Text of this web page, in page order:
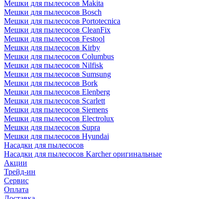
Мешки для пылесосов Makita
Мешки для пылесосов Bosch
Мешки для пылесосов Portotecnica
Мешки для пылесосов CleanFix
Мешки для пылесосов Festool
Мешки для пылесосов Kirby
Мешки для пылесосов Columbus
Мешки для пылесосов Nilfisk
Мешки для пылесосов Sumsung
Мешки для пылесосов Bork
Мешки для пылесосов Elenberg
Мешки для пылесосов Scarlett
Мешки для пылесосов Siemens
Мешки для пылесосов Electrolux
Мешки для пылесосов Supra
Мешки для пылесосов Hyundai
Насадки для пылесосов
Насадки для пылесосов Karcher оригинальные
Акции
Трейд-ин
Сервис
Оплата